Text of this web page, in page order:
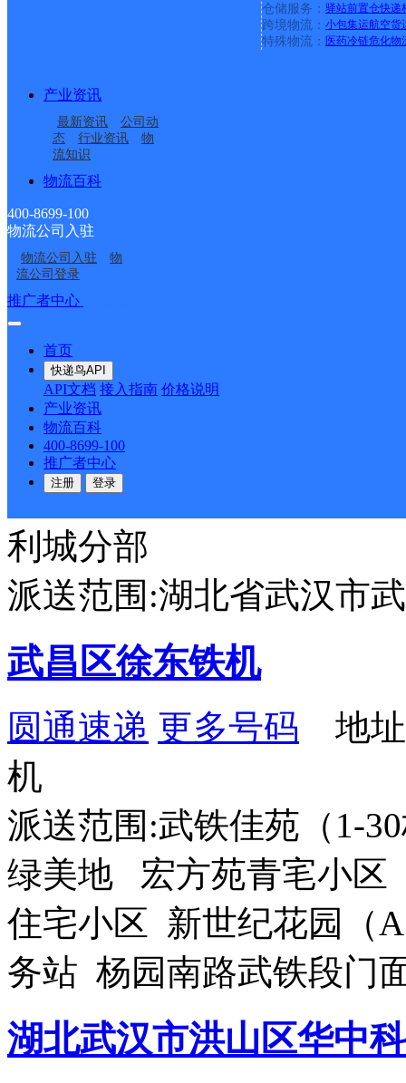
仓储服务： 驿站前置仓快递
跨境物流： 小包集运航空货
特殊物流： 医药冷链危化物
产业资讯
最新资讯
公司动
态
行业资讯
物
流知识
物流百科
400-8699-100
物流公司入驻
物流公司入驻
物
流公司登录
推广者中心
首页
快递鸟API
API文档 接入指南 价格说明
产业资讯
物流百科
400-8699-100
推广者中心
注册 登录
圆通速递 更多号码
派送范围:全境
洪山区马湖
圆通速递
派送范围:全境
武昌区徐东保利城分部
圆通速递
利城分部
派送范围:湖北省武汉市
武昌区徐东铁机
圆通速递 更多号码 地址
机
派送范围:武铁佳苑（1-
绿美地 宏方苑青宒小
住宅小区 新世纪花园（
务站 杨园南路武铁段门
湖北武汉市洪山区华中